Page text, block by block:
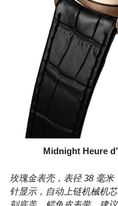
Midnight Heure
玫瑰金表壳，表径 38 毫
针显示，自动上链机械机